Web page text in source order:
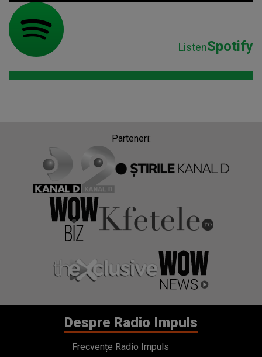
ListenSpotify
Parteneri:
Despre Radio Impuls
Frecvențe Radio Impuls